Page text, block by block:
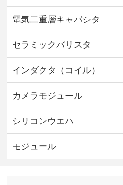
電気二重層キャパシタ
セラミックバリスタ
インダクタ（コイル）
カメラモジュール
シリコンウエハ
モジュール